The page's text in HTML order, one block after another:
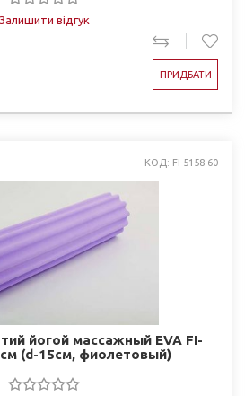
Залишити відгук
ПРИДБАТИ
КОД: FI-5158-60
йогой массажный EVA FI-
(d-15см, фиолетовый)